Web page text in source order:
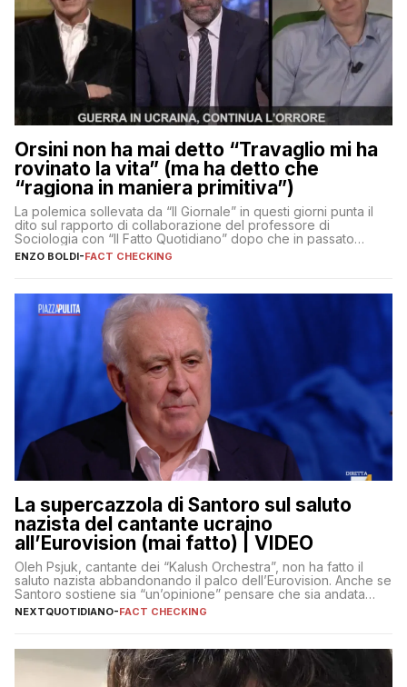
Orsini non ha mai detto “Travaglio mi ha
rovinato la vita” (ma ha detto che
“ragiona in maniera primitiva”)
La polemica sollevata da “Il Giornale” in questi giorni punta il
dito sul rapporto di collaborazione del professore di
Sociologia con “Il Fatto Quotidiano” dopo che in passato
erano volati stracci
ENZO BOLDI-FACT CHECKING
La supercazzola di Santoro sul saluto
nazista del cantante ucraino
all’Eurovision (mai fatto) | VIDEO
Oleh Psjuk, cantante dei “Kalush Orchestra”, non ha fatto il
saluto nazista abbandonando il palco dell’Eurovision. Anche se
Santoro sostiene sia “un’opinione” pensare che sia andata
così
NEXTQUOTIDIANO-FACT CHECKING